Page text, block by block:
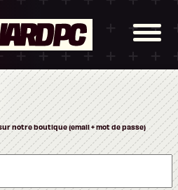
notre boutique (email + mot de passe)